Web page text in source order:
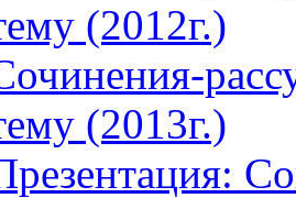
(2012г.)
(2013г.)